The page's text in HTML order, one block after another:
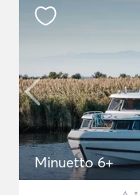
Minuetto 6+